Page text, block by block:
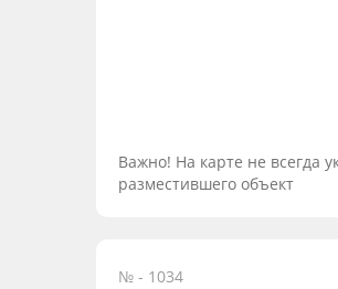
Важно! На карте не всегда
разместившего объект
№ - 1034